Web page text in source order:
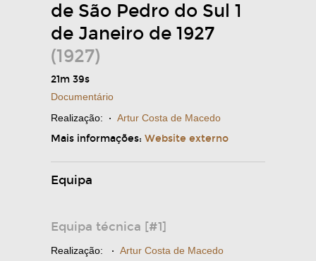
de São Pedro do Sul 1
de Janeiro de 1927
(1927)
21m 39s
Documentário
Realização: · Artur Costa de Macedo
Mais informações: Website externo
Equipa
Equipa técnica [#1]
Realização: · Artur Costa de Macedo